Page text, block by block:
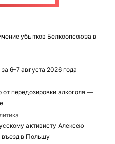
убытков Белкоопсоюза в
6–7 августа 2026 года
передозировки алкоголя —
активисту Алексею
въезд в Польшу